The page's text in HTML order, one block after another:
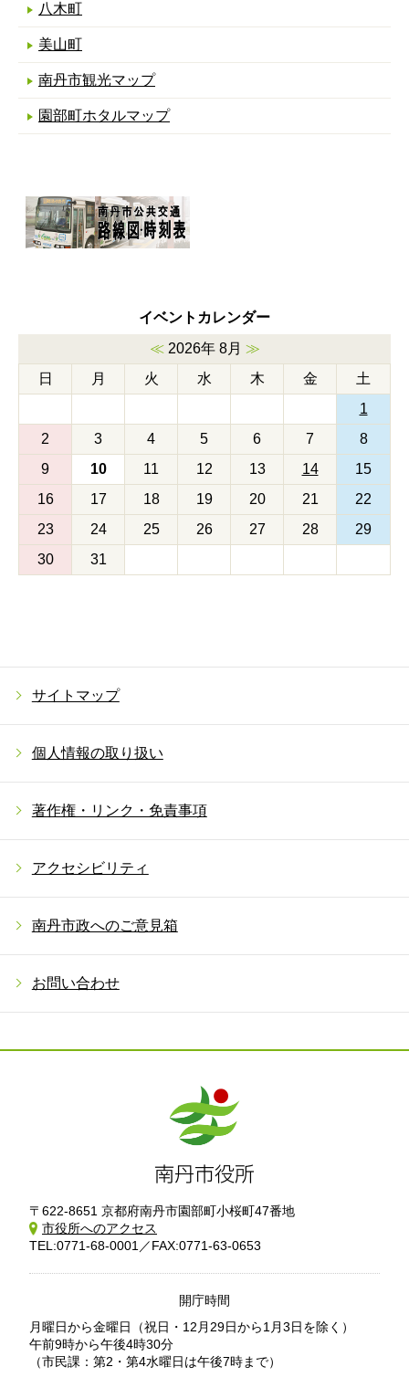
八木町
美山町
南丹市観光マップ
園部町ホタルマップ
イベントカレンダー
≪2026年 8月 ≫
日
月 火 水 木 金
土
1
2
3 4 5 6 7
8
9
10 11 12 13 14
15
16
17 18 19 20 21
22
23
24 25 26 27 28
29
30
31
サイトマップ
個人情報の取り扱い
著作権・リンク・免責事項
アクセシビリティ
南丹市政へのご意見箱
お問い合わせ
〒622-8651 京都府南丹市園部町小桜町47番地
市役所へのアクセス
TEL:0771-68-0001／FAX:0771-63-0653
開庁時間
月曜日から金曜日
（祝日・12月29日から1月3日を除く）
午前9時から午後4時30分
（市民課：第2・第4水曜日は午後7時まで）